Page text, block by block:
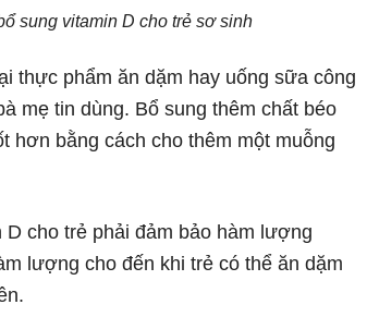
sung vitamin D cho trẻ sơ sinh
thực phẩm ăn dặm hay uống sữa công
mẹ tin dùng. Bổ sung thêm chất béo
hơn bằng cách cho thêm một muỗng
cho trẻ phải đảm bảo hàm lượng
lượng cho đến khi trẻ có thể ăn dặm